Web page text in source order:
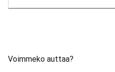
Voimmeko auttaa?